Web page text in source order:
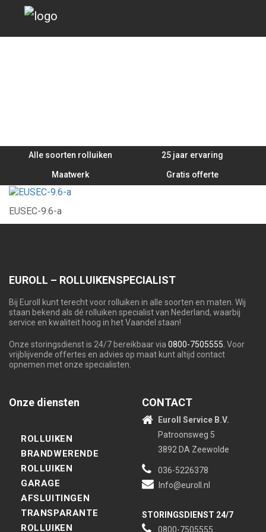
Alle soorten rolluiken 25 jaar ervaring
Maatwerk Gratis offerte
EUSEC-9.6-a
EUROLL – ROLLUIKENSPECIALIST
Bij Euroll kunt terecht voor rolluiken in alle soorten en maten. Wij
staan bekend als dé rolluiken specialist van Nederland, waarbij
service en kwaliteit hoog in het Vaandel staan!
Onze storingsdienst is 24/7 bereikbaar via 0800-7505555. Voor
vrijblijvende offertes en advies op maat kunt altijd contact
opnemen met onze specialisten.
Onze diensten
ROLLUIKEN
BRANDWERENDE
ROLLUIKEN
GARAGE
AFSLUITINGEN
TRANSPARANTE
ROLLUIKEN
CONTACT
Euroll Service B.V.
Patroonsweg 5
3892 DA Zeewolde
036-5226378
Info@euroll.nl
STORINGSDIENST 24/7
0800-7505555